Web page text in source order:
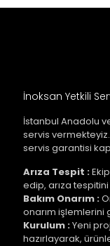
İnoksan Yetkili
İstanbul Anadolu
servis
servis garantisi
Arıza Tespit :
edip, arıza
Bakım Onarım :
onarım işlemlerini
Kurulum :Yeni
hazırlayarak,